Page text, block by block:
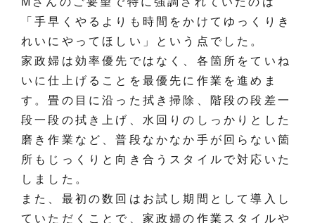
「手早くやるよりも時間をかけてゆっくりき
れいにやってほしい」という点でした。
家政婦は効率優先ではなく、各箇所をていね
いに仕上げることを最優先に作業を進めま
す。畳の目に沿った拭き掃除、階段の段差一
段一段の拭き上げ、水回りのしっかりとした
磨き作業など、普段なかなか手が回らない箇
所もじっくりと向き合うスタイルで対応いた
しました。
また、最初の数回はお試し期間として導入し
ていただくことで、家政婦の作業スタイルや